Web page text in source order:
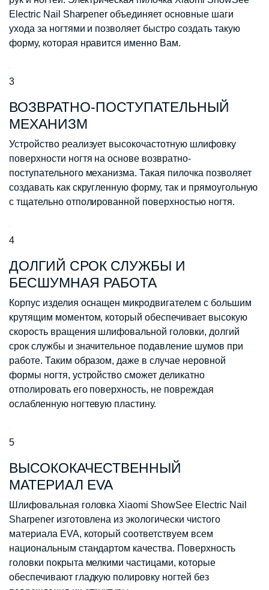
Electric Nail Sharpener объединяет основные шаги
ухода за ногтями и позволяет быстро создать такую
форму, которая нравится именно Вам.
3
ВОЗВРАТНО-ПОСТУПАТЕЛЬНЫЙ
МЕХАНИЗМ
Устройство реализует высокочастотную шлифовку
поверхности ногтя на основе возвратно-
поступательного механизма. Такая пилочка позволяет
создавать как скругленную форму, так и прямоугольную
с тщательно отполированной поверхностью ногтя.
4
ДОЛГИЙ СРОК СЛУЖБЫ И
БЕСШУМНАЯ РАБОТА
Корпус изделия оснащен микродвигателем с большим
крутящим моментом, который обеспечивает высокую
скорость вращения шлифовальной головки, долгий
срок службы и значительное подавление шумов при
работе. Таким образом, даже в случае неровной
формы ногтя, устройство сможет деликатно
отполировать его поверхность, не повреждая
ослабленную ногтевую пластину.
5
ВЫСОКОКАЧЕСТВЕННЫЙ
МАТЕРИАЛ EVA
Шлифовальная головка Xiaomi ShowSee Electric Nail
Sharpener изготовлена из экологически чистого
материала EVA, который соответствуем всем
национальным стандартом качества. Поверхность
головки покрыта мелкими частицами, которые
обеспечивают гладкую полировку ногтей без